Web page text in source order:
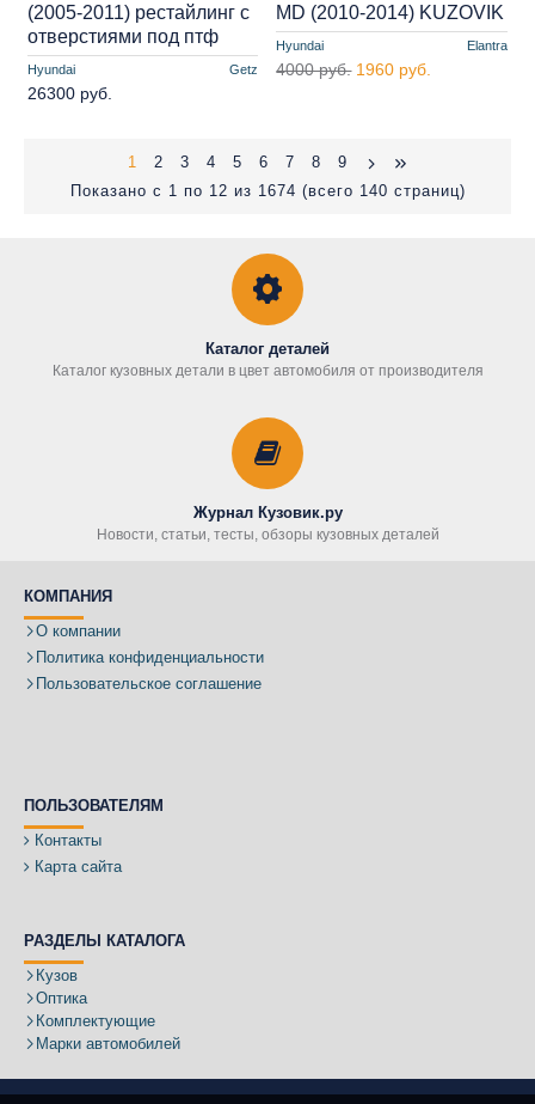
Hyundai Getz
(2005-2011) рестайлинг с
отверстиями под птф
26300 руб.
Hyundai Elantra
MD (2010-2014) KUZOVIK
4000 руб. 1960 руб.
1 2 3 4 5 6 7 8
9
Показано с 1 по 12 из 1674 (всего 140 страниц)
Каталог деталей
Каталог кузовных детали в цвет автомобиля от производителя
Журнал Кузовик.ру
Новости, статьи, тесты, обзоры кузовных деталей
КОМПАНИЯ
О компании
Политика конфиденциальности
Пользовательское соглашение
ПОЛЬЗОВАТЕЛЯМ
Контакты
Карта сайта
РАЗДЕЛЫ КАТАЛОГА
Кузов
Оптика
Комплектующие
Марки автомобилей